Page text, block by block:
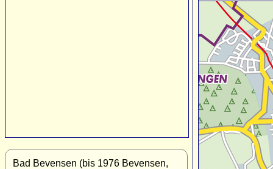
Bad Bevensen (bis 1976 Bevensen,